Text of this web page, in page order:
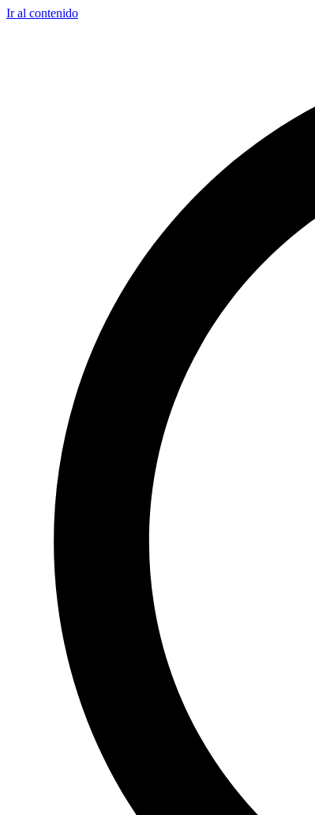
Ir al contenido